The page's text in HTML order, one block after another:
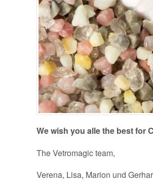
We wish you alle the best for
The Vetromagic team,
Verena, Lisa, Marion und